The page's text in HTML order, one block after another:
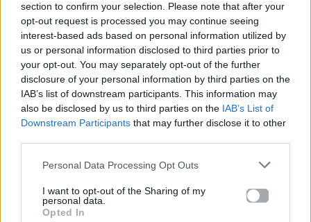
section to confirm your selection. Please note that after your
opt-out request is processed you may continue seeing
interest-based ads based on personal information utilized by
us or personal information disclosed to third parties prior to
your opt-out. You may separately opt-out of the further
disclosure of your personal information by third parties on the
IAB’s list of downstream participants. This information may
also be disclosed by us to third parties on the IAB’s List of
Downstream Participants that may further disclose it to other
Personal Data Processing Opt Outs
I want to opt-out of the Sharing of my
personal data.
Opted In
04.07.2026 02.07.2026
Στην κορυφή των
βαθμολογιών η
Λαρισαία Ιωάννα
προνοιακές παροχές!